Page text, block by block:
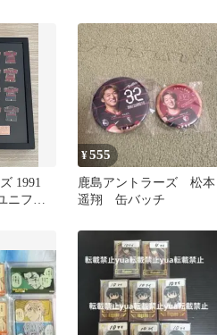
1991
ニフォ
¥555
鹿島アントラーズ 松本
遥翔 缶バッチ